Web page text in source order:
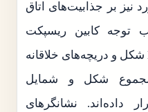
بر جذابیت‌های اتاق
توجه کابین ریسپکت
می‌توان به مواردی مثل فرمان D شکل و دریچه‌های خلاقانه
شکل و شمایل
داده‌اند. نشانگرهای